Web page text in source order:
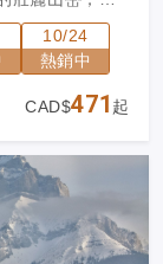
我們一起，探
，心曠神怡。
10/24
熱銷中
CAD$471 起